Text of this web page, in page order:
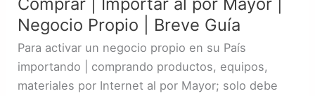
Negocio Propio | Breve Guía
Para activar un negocio propio en su País
importando | comprando productos, equipos,
materiales por Internet al por Mayor; solo debe